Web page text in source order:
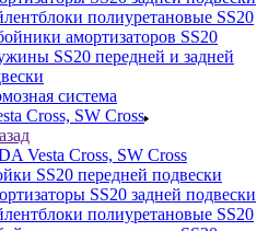
полиуретановые SS20
амортизаторов SS20
SS20 передней и задней
система
Cross, SW Cross
Vesta Cross, SW Cross
SS20 передней подвески
SS20 задней подвески
полиуретановые SS20